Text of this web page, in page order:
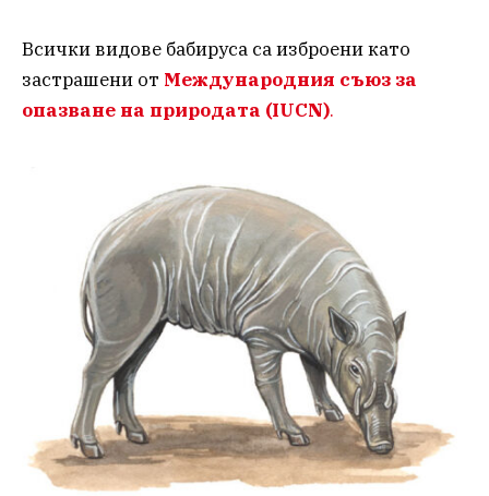
Всички видове бабируса са изброени като
застрашени от Международния съюз за
опазване на природата (IUCN).